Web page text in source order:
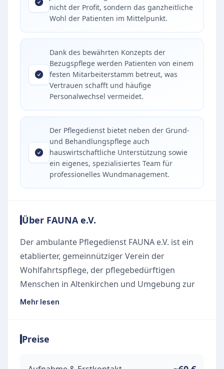
nicht der Profit, sondern das ganzheitliche
Wohl der Patienten im Mittelpunkt.
Dank des bewährten Konzepts der
Bezugspflege werden Patienten von einem
festen Mitarbeiterstamm betreut, was
Vertrauen schafft und häufige
Personalwechsel vermeidet.
Der Pflegedienst bietet neben der Grund-
und Behandlungspflege auch
hauswirtschaftliche Unterstützung sowie
ein eigenes, spezialisiertes Team für
professionelles Wundmanagement.
Über FAUNA e.V.
Der ambulante Pflegedienst FAUNA e.V. ist ein
etablierter, gemeinnütziger Verein der
Wohlfahrtspflege, der pflegebedürftigen
Menschen in Altenkirchen und Umgebung zur
Seite steht. Bereits seit 1988 widmet sich die
Versorgung. Das engagierte Team aus rund 65
Mehr lesen
Preise